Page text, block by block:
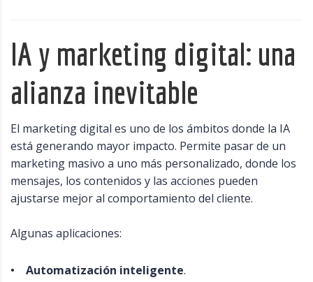
IA y marketing digital: una
alianza inevitable
El marketing digital es uno de los ámbitos donde la IA
está generando mayor impacto. Permite pasar de un
marketing masivo a uno más personalizado, donde los
mensajes, los contenidos y las acciones pueden
ajustarse mejor al comportamiento del cliente.
Algunas aplicaciones:
Automatización inteligente.